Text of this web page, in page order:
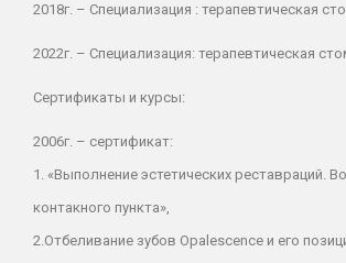
2018г. – Специализация : терапевтическая
2022г. – Специализация: терапевтическая
Сертификаты и курсы:
2006г. – сертификат:
1. «Выполнение эстетических реставраций.
контакного пункта»,
2.Отбеливание зубов Opalescence и его